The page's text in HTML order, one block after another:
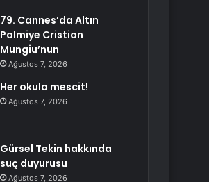
79. Cannes’da Altın
Palmiye Cristian
Mungiu’nun
Ağustos 7, 2026
Her okula mescit!
Ağustos 7, 2026
Gürsel Tekin hakkında
suç duyurusu
Ağustos 7, 2026